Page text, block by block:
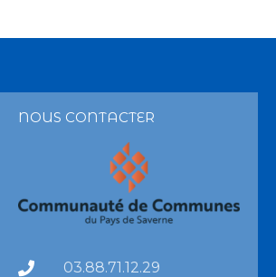
NOUS CONTACTER
03.88.71.12.29